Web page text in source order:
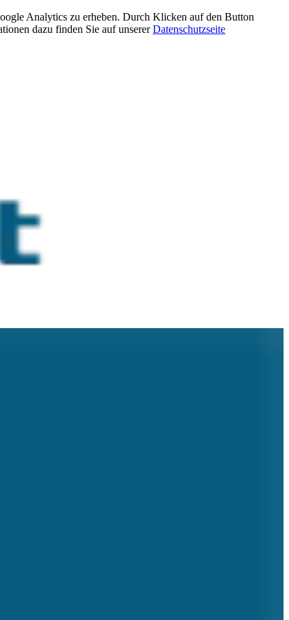
Analytics zu erheben. Durch Klicken auf den Button
dazu finden Sie auf unsererDatenschutzseite